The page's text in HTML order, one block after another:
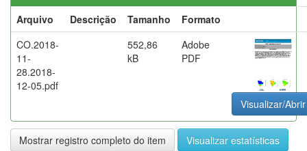
Arquivo
Descrição Tamanho
Formato
CO.2018-
11-
28.2018-
12-05.pdf
552,86
kB
Adobe
PDF
Visualizar/Abrir
Mostrar registro completo do item Visualizar estatísticas